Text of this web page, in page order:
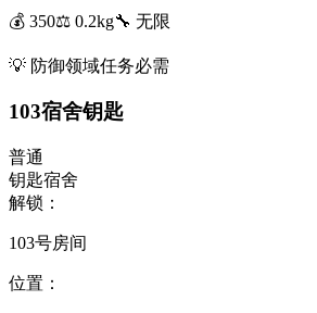
💰 350⚖️ 0.2kg🔧 无限
💡 防御领域任务必需
103宿舍钥匙
普通
钥匙宿舍
解锁：
103号房间
位置：